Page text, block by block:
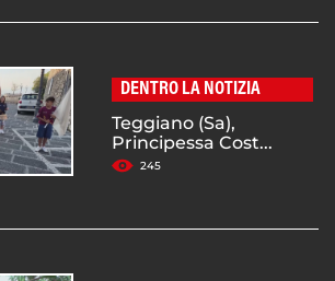
DENTRO LA NOTIZIA
Teggiano (Sa),
Principessa Cost...
245